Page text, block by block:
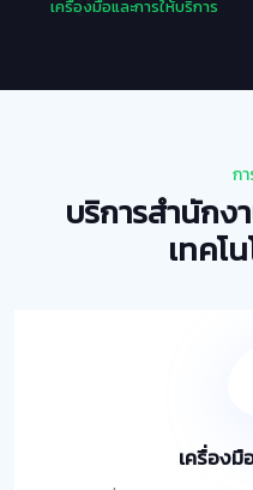
เครื่องมือและการให้บริการ
ก
บริการสำนักง
เทคโ
เครื่อง